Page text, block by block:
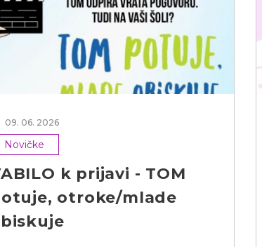
09. 06. 2026
Novičke
k prijavi - TOM
otroke/mlade